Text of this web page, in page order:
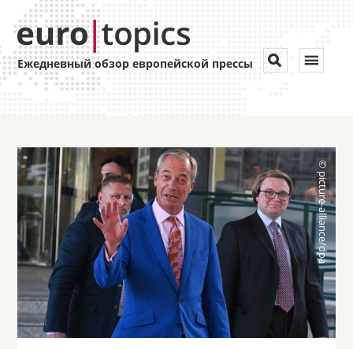
Ежедневный обзор европейской прессы Toggle

